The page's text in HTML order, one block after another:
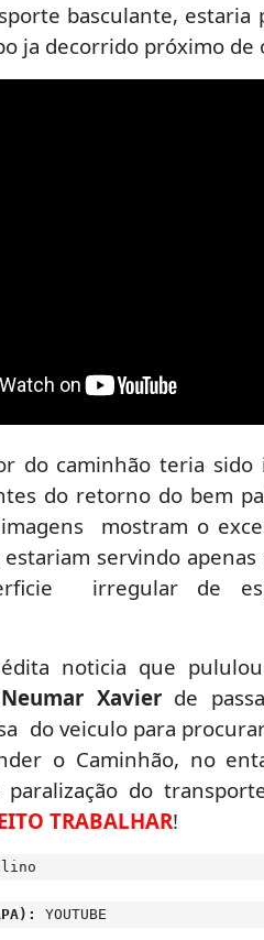
basculante,
ja decorrido próximo de
do caminhão teria
do retorno do bem
mostram o
servindo
irregular de
noticia que
Xavierde
do veiculo para
o Caminhão, no
paralização do
TRABALHAR!
YOUTUBE